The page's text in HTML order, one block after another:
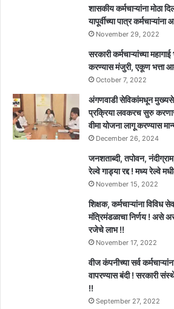
शासकीय कर्मचाऱ्यांना मोठा
यापूर्वीच्या पात्र
November 29, 2022
सरकारी कर्मचाऱ्यांच्या
करण्यास मंजुरी, एकूण भत्ता
October 7, 2022
अंगणवाडी सेविकांमधून
प्रक्रिया लवकरच सुरु करणार
वीमा योजना लागू करण्यास
December 26, 2024
जनशताब्दी, तपोवन,
रेल्वे गाड्या रद्द ! मध्य रेल्वे
November 15, 2022
शिक्षक, कर्मचाऱ्यांना विविध
मंत्रिमंडळाचा निर्णय ! असे
रजेचे लाभ !!
November 17, 2022
वीज कंपनीच्या सर्व
वापरण्यास बंदी ! सरकारी
!!
September 27, 2022